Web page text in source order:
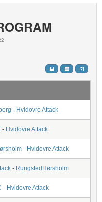
- Hvidovre Attack
- Hvidovre Attack
- Hvidovre Attack
- RungstedHørsholm
- Hvidovre Attack